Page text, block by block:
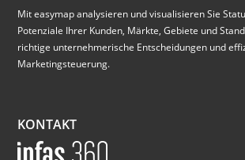
Mit easymap analysieren und visualisieren Sie
Potenziale Ihrer Kunden, Märkte, Gebiete und
richtige unternehmerische Entscheidungen und
Marketingsteuerung.
KONTAKT